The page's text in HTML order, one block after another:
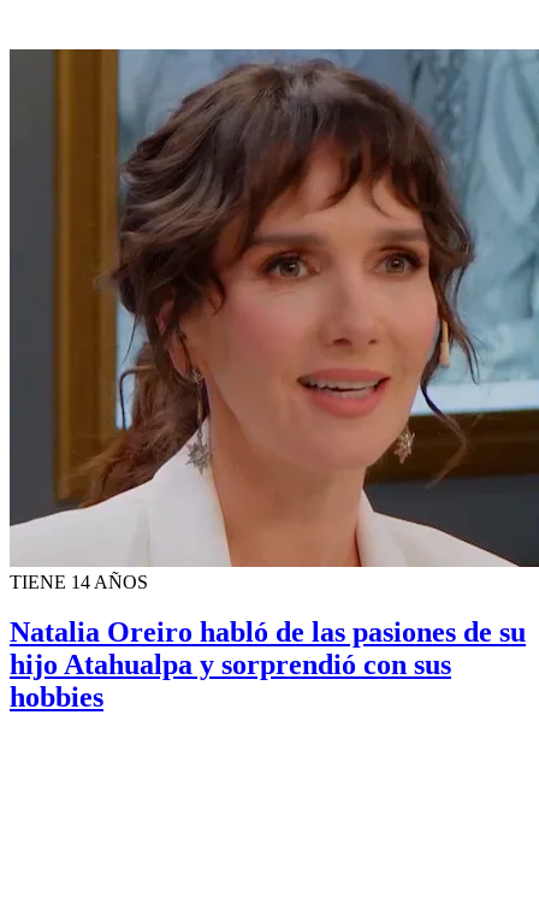
TIENE 14 AÑOS
Natalia Oreiro habló de las pasiones de su
hijo Atahualpa y sorprendió con sus
hobbies